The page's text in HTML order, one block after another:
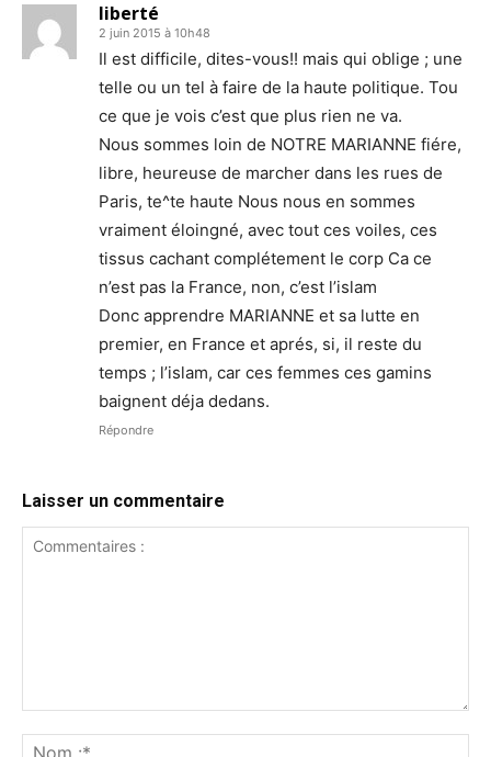
liberté
2 juin 2015 à 10h48
Il est difficile, dites-vous!! mais qui oblige ; une
telle ou un tel à faire de la haute politique. Tou
ce que je vois c’est que plus rien ne va.
Nous sommes loin de NOTRE MARIANNE fiére,
libre, heureuse de marcher dans les rues de
Paris, te^te haute Nous nous en sommes
vraiment éloingné, avec tout ces voiles, ces
tissus cachant complétement le corp Ca ce
n’est pas la France, non, c’est l’islam
Donc apprendre MARIANNE et sa lutte en
premier, en France et aprés, si, il reste du
temps ; l’islam, car ces femmes ces gamins
baignent déja dedans.
Répondre
Laisser un commentaire